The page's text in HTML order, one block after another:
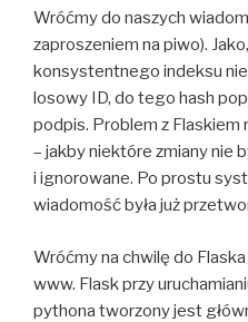
Wróćmy do naszych
zaproszeniem na piwo).
konsystentnego indeksu
losowy ID, do tego hash
podpis. Problem z Flaskiem
– jakby niektóre zmiany nie
i ignorowane. Po prostu
wiadomość była już
Wróćmy na chwilę do
www. Flask przy
pythona tworzony jest